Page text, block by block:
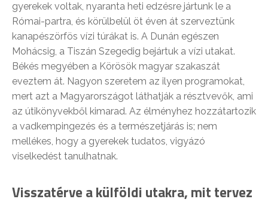
gyerekek voltak, nyaranta heti edzésre jártunk le a
Római-partra, és körülbelül öt éven át szerveztünk
kanapészörfös vízi túrákat is. A Dunán egészen
Mohácsig, a Tiszán Szegedig bejártuk a vízi utakat.
Békés megyében a Körösök magyar szakaszát
eveztem át. Nagyon szeretem az ilyen programokat,
mert azt a Magyarországot láthatják a résztvevők, ami
az útikönyvekből kimarad. Az élményhez hozzátartozik
a vadkempingezés és a természetjárás is; nem
mellékes, hogy a gyerekek tudatos, vigyázó
viselkedést tanulhatnak.
Visszatérve a külföldi utakra, mit tervez